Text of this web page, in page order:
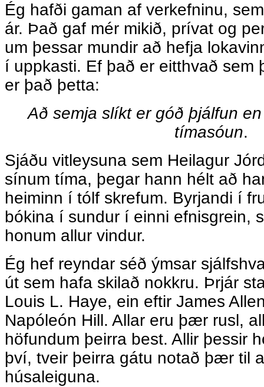
Ég hafði gaman af verkefninu,
ár. Það gaf mér mikið, prívat og
um þessar mundir að hefja
í uppkasti. Ef það er eitthvað sem
er það þetta:
Að semja slíkt er góð þjálfun
tímasóun.
Sjáðu vitleysuna sem Heilagur
sínum tíma, þegar hann hélt að
heiminn í tólf skrefum. Byrjandi í
bókina í sundur í einni efnisgrein,
honum allur vindur.
Ég hef reyndar séð ýmsar
út sem hafa skilað nokkru. Þrjár
Louis L. Haye, ein eftir James
Napóleón Hill. Allar eru þær rusl,
höfundum þeirra best. Allir þessir
því, tveir þeirra gátu notað þær til
húsaleiguna.